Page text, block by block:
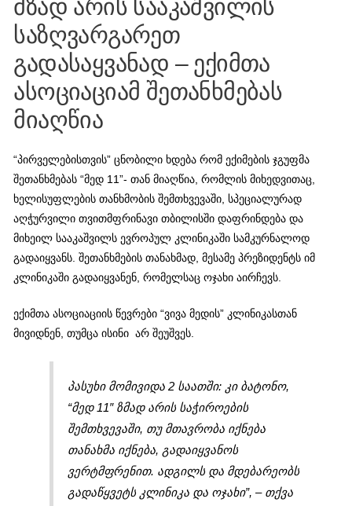
მზად არის სააკაშვილის
საზღვარგარეთ
გადასაყვანად – ექიმთა
ასოციაციამ შეთანხმებას
მიაღწია
“პირველებისთვის” ცნობილი ხდება რომ ექიმების ჯგუფმა
შეთანხმებას “მედ 11”- თან მიაღწია, რომლის მიხედვითაც,
ხელისუფლების თანხმობის შემთხვევაში, სპეციალურად
აღჭურვილი თვითმფრინავი თბილისში დაფრინდება და
მიხეილ სააკაშვილს ევროპულ კლინიკაში სამკურნალოდ
გადაიყვანს. შეთანხმების თანახმად, მესამე პრეზიდენტს იმ
კლინიკაში გადაიყვანენ, რომელსაც ოჯახი აირჩევს.
ექიმთა ასოციაციის წევრები “ვივა მედის” კლინიკასთან
მივიდნენ, თუმცა ისინი არ შეუშვეს.
პასუხი მომივიდა 2 საათში: კი ბატონო,
“მედ 11″ ზმად არის საჭიროების
შემთხვევაში, თუ მთავრობა იქნება
თანახმა იქნება, გადაიყვანოს
ვერტმფრენით. ადგილს და მდებარეობს
გადაწყვეტს კლინიკა და ოჯახი”, – თქვა